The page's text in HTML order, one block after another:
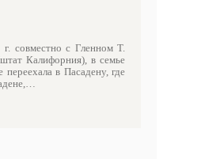
совместно с Гленном Т.
Калифорния), в семье
в Пасадену, где